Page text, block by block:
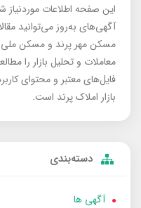
این صفحه اطلاعات موردنیاز
آگهی‌های به‌روز می‌توانید
مسکن مهر پرند و مسکن ملی
معاملات و تحلیل بازار را
فایل‌های معتبر و محتوای
بازار املاک پرند است.
دسته‌بندی
آگهی ها